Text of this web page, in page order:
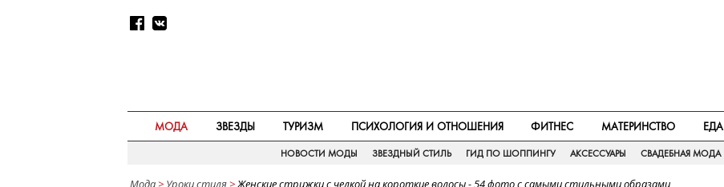
МОДА ЗВЕЗДЫ ТУРИЗМ ПСИХОЛОГИЯ И ОТНОШЕНИЯ ФИТНЕС МАТЕРИНСТВО ЕДА
НОВОСТИ МОДЫ ЗВЕЗДНЫЙ СТИЛЬ ГИД ПО ШОППИНГУ АКСЕССУАРЫ СВАДЕБНАЯ МОДА
Мода >Уроки стиля >Женские стрижки с челкой на короткие волосы - 54 фото с самыми стильными образами